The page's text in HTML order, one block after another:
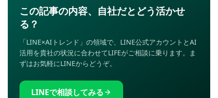
この記事の内容、自社だとどう活かせ
る？
「LINE×AIトレンド」の領域で、LINE公式アカウントとAI
活用を貴社の状況に合わせてLIFEがご相談に乗ります。ま
ずはお気軽にLINEからどうぞ。
LINEで相談してみる